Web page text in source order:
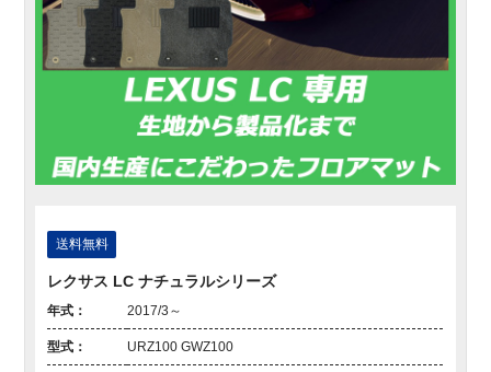
送料無料
レクサス LC ナチュラルシリーズ
年式： 2017/3～
型式： URZ100 GWZ100